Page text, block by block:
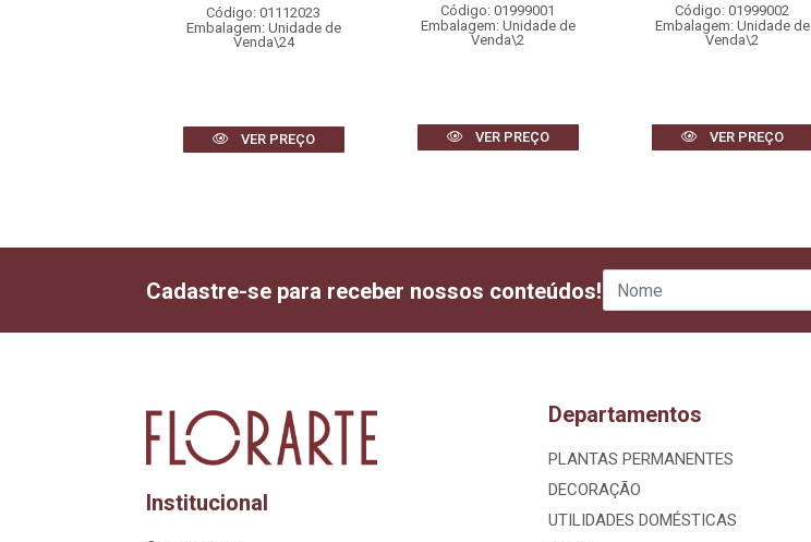
Código: 01112023
Embalagem: Unidade de
Venda\24
VER PREÇO
Código: 01999001
Embalagem: Unidade de
Venda\2
VER PREÇO
Código: 01999002
Embalagem: Unidade de
Venda\2
VER PREÇO
Cadastre-se para receber nossos conteúdos!
Institucional
Departamentos
PLANTAS PERMANENTES
DECORAÇÃO
UTILIDADES DOMÉSTICAS